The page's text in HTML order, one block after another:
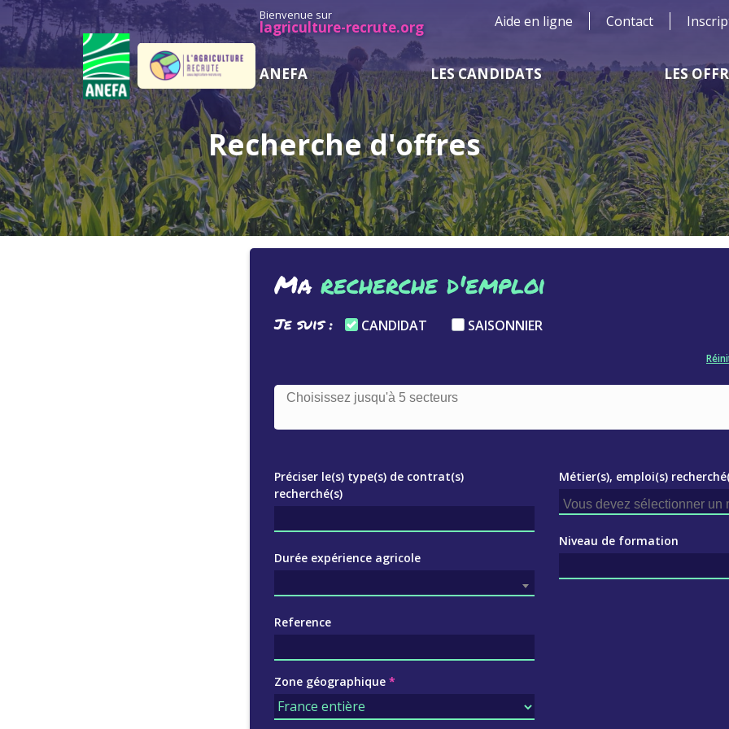
Bienvenue sur
lagriculture-recrute.org Aide en ligne Contact
ANEFA LES CANDIDATS LES
Recherche d'offres
Ma recherche d'emploi
Je suis : CANDIDAT SAISONNIER
Préciser le(s) type(s) de contrat(s)
recherché(s)
Durée expérience agricole
Reference
Métier(s), emploi(s)
Niveau de formation
Zone géographique